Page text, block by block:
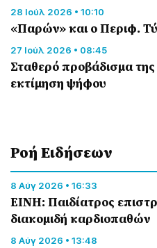
28 Ιούλ 2026 • 10:10
«Παρών» και ο Περιφ.
27 Ιούλ 2026 • 08:45
Σταθερό προβάδισμα
εκτίμηση ψήφου
Ροή Eιδήσεων
8 Αύγ 2026 • 16:33
ΕΙΝΗ: Παιδίατρος
διακομιδή καρδιοπαθών
8 Αύγ 2026 • 13:48